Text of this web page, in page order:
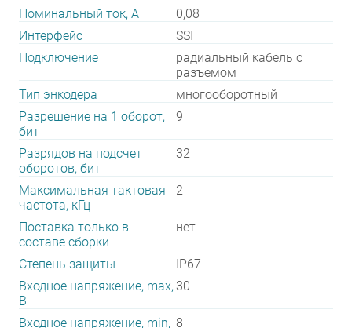
Номинальный ток, А
0,08
Интерфейс
SSI
Подключение
радиальный кабель с
разъемом
Тип энкодера
многооборотный
Разрешение на 1 оборот,
бит
9
Разрядов на подсчет
оборотов, бит
32
Максимальная тактовая
частота, кГц
2
Поставка только в
составе сборки
нет
Степень защиты
IP67
Входное напряжение, max,
В
30
Входное напряжение, min, 8